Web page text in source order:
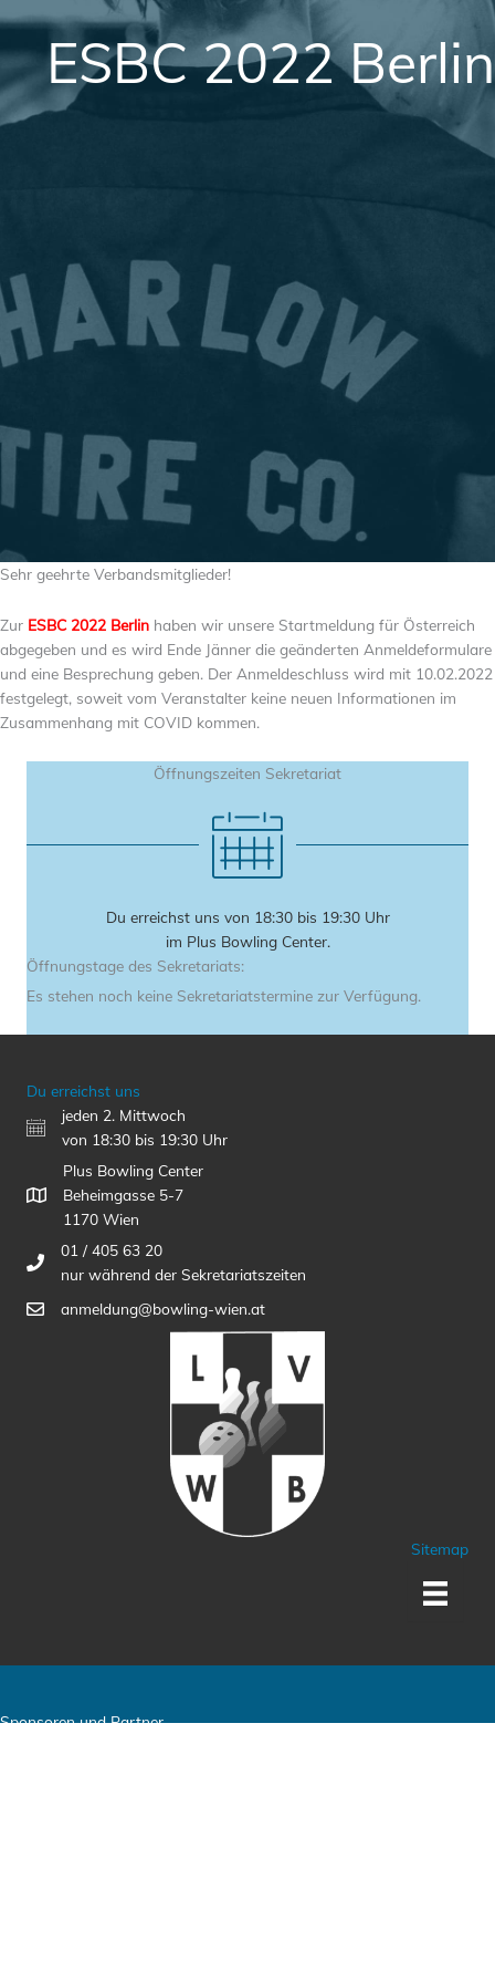
ESBC 2022 Berlin
Sehr geehrte Verbandsmitglieder!
Zur ESBC 2022 Berlin haben wir unsere Startmeldung für Österreich
abgegeben und es wird Ende Jänner die geänderten Anmeldeformulare
und eine Besprechung geben. Der Anmeldeschluss wird mit 10.02.2022
festgelegt, soweit vom Veranstalter keine neuen Informationen im
Zusammenhang mit COVID kommen.
Öffnungszeiten Sekretariat
Du erreichst uns von 18:30 bis 19:30 Uhr
im Plus Bowling Center.
Öffnungstage des Sekretariats:
Es stehen noch keine Sekretariatstermine zur Verfügung.
Du erreichst uns
jeden 2. Mittwoch
von 18:30 bis 19:30 Uhr
Plus Bowling Center
Beheimgasse 5-7
1170 Wien
01 / 405 63 20
nur während der Sekretariatszeiten
anmeldung@bowling-wien.at
Sitemap
Sponsoren und Partner